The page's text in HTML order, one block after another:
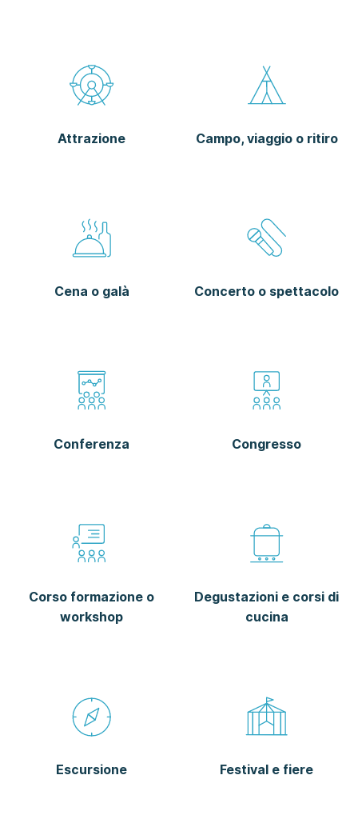
Attrazione Campo, viaggio o ritiro
Cena o galà Concerto o spettacolo
Conferenza Congresso
Corso formazione o
workshop
Degustazioni e corsi di
cucina
Escursione Festival e fiere